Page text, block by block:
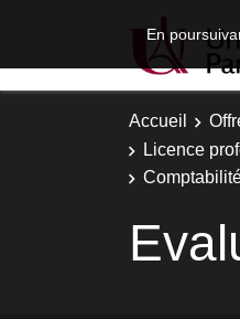
En
Accueil
Licence